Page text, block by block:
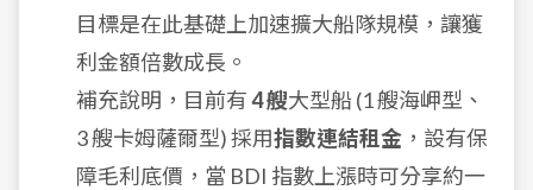
目標是在此基礎上加速擴大船隊規模，讓獲
利金額倍數成長。
補充說明，目前有4 艘大型船 (1 艘海岬型、
3 艘卡姆薩爾型) 採用指數連結租金 ，設有保
障毛利底價，當 BDI 指數上漲時可分享約一